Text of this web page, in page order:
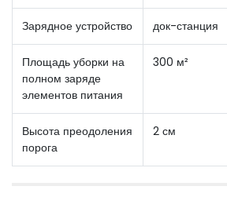
Зарядное устройство док-станция
Площадь уборки на
полном заряде
элементов питания
300 м²
Высота преодоления
порога
2 см